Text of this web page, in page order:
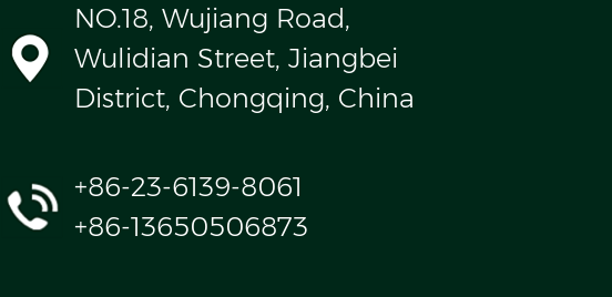
NO.18, Wujiang Road,
Wulidian Street, Jiangbei
District, Chongqing, China
+86-23-6139-8061
+86-13650506873